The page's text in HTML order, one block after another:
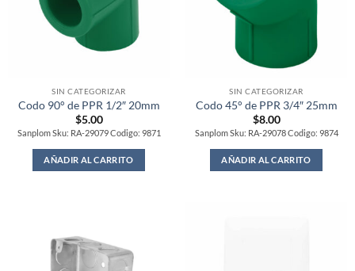
SIN CATEGORIZAR
Codo 90° de PPR 1/2″ 20mm
$5.00
Sanplom Sku: RA-29079 Codigo: 9871
AÑADIR AL CARRITO
SIN CATEGORIZAR
Codo 45° de PPR 3/4″ 25mm
$8.00
Sanplom Sku: RA-29078 Codigo: 9874
AÑADIR AL CARRITO